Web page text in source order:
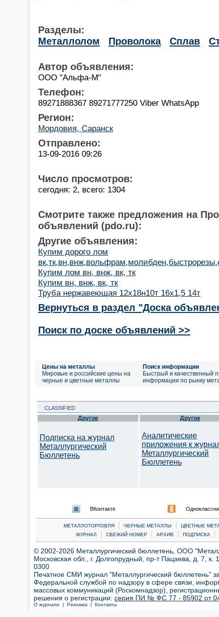
Разделы:
Металлолом
Проволока Сплав
Автор объявления:
ООО "Альфа-М"
Телефон:
89271888367 89271777250 Viber WhatsApp
Регион:
Мордовия, Саранск
Отправлено:
13-09-2016 09:26
Число просмотров:
сегодня: 2, всего: 1304
Смотрите также предложения на
объявлений (pdo.ru):
Другие объявления:
Купим дорого лом
Купим лом вн, внж, вк, тк
Купим вн, внж, вк, тк
Труба нержавеющая 12х18н10т 16х1,5 14т
Вернуться в раздел "Доска
Поиск по доске объявлений >>
Цены на металлы
Мировые и российские цены на
черные и цветные металлы
Поиск информации
Быстрый и качественный
информации по рынку
CLASSIFIED
Другое
Подписка на журнал
Металлургический
Бюллетень
Другое
Аналитические
приложения к
Металлургический
Бюллетень
ВКонтакте
МЕТАЛЛОТОРГОВЛЯ | ЧЕРНЫЕ МЕТАЛЛЫ |
ЦВЕТНЫЕ
ЖУРНАЛ
| СВЕЖИЙ НОМЕР | АРХИВ | ПОДПИСКА |
© 2002-2026 Металлургический бюллетень, ООО
Московская обл., г. Долгопрудный, пр-т Пацаева, д. 7,
0300
Печатное СМИ журнал "Металлургический бюллетень"
Федеральной службой по надзору в сфере связи,
массовых коммуникаций (Роскомнадзор),
решения о регистрации: серия ПИ № ФС 77 - 85902 от 04
О журнале | Реклама | Контакты